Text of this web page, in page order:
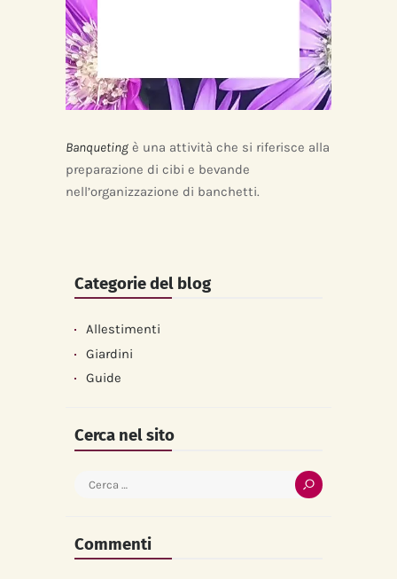
Banqueting è una attività che si riferisce alla
preparazione di cibi e bevande
nell’organizzazione di banchetti.
Categorie del blog
Allestimenti
Giardini
Guide
Cerca nel sito
Ricerca
Commenti